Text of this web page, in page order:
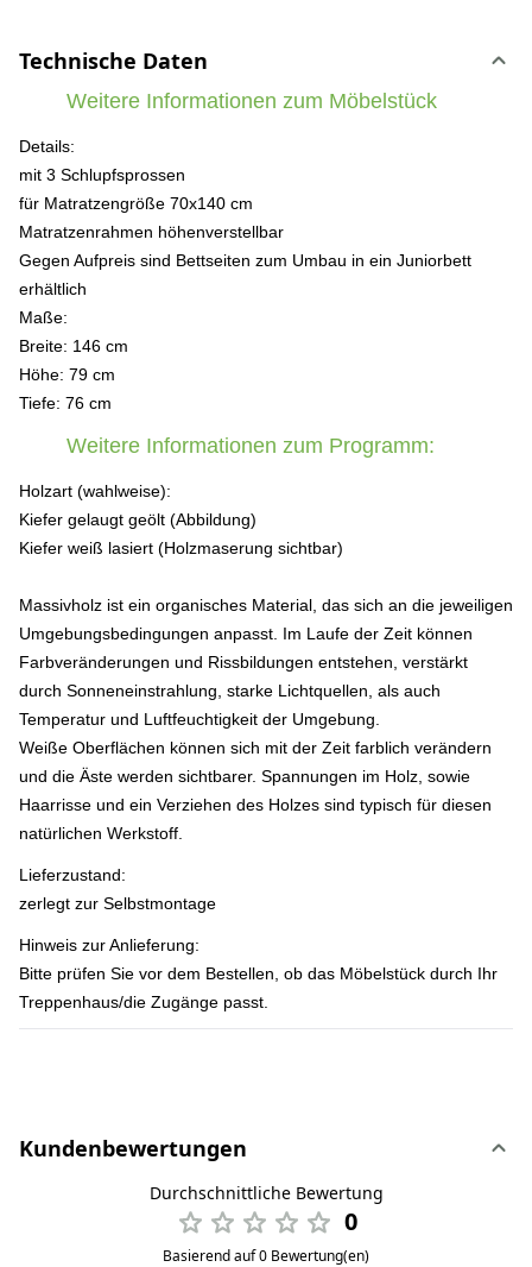
Technische Daten
Weitere Informationen zum Möbelstück
Details:
mit 3 Schlupfsprossen
für Matratzengröße 70x140 cm
Matratzenrahmen höhenverstellbar
Gegen Aufpreis sind Bettseiten zum Umbau in ein Juniorbett
erhältlich
Maße:
Breite: 146 cm
Höhe: 79 cm
Tiefe: 76 cm
Weitere Informationen zum Programm:
Holzart (wahlweise):
Kiefer gelaugt geölt (Abbildung)
Kiefer weiß lasiert (Holzmaserung sichtbar)
Massivholz ist ein organisches Material, das sich an die jeweiligen
Umgebungsbedingungen anpasst. Im Laufe der Zeit können
Farbveränderungen und Rissbildungen entstehen, verstärkt
durch Sonneneinstrahlung, starke Lichtquellen, als auch
Temperatur und Luftfeuchtigkeit der Umgebung.
Weiße Oberflächen können sich mit der Zeit farblich verändern
und die Äste werden sichtbarer. Spannungen im Holz, sowie
Haarrisse und ein Verziehen des Holzes sind typisch für diesen
natürlichen Werkstoff.
Lieferzustand:
zerlegt zur Selbstmontage
Hinweis zur Anlieferung:
Bitte prüfen Sie vor dem Bestellen, ob das Möbelstück durch Ihr
Treppenhaus/die Zugänge passt.
Kundenbewertungen
Durchschnittliche Bewertung
0
Basierend auf 0 Bewertung(en)